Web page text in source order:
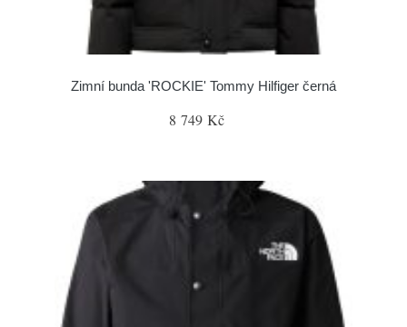
Zimní bunda 'ROCKIE' Tommy Hilfiger černá
8 749 Kč